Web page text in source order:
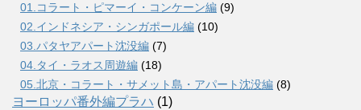
01.コラート・ピマーイ・コンケーン編 (9)
02.インドネシア・シンガポール編 (10)
03.パタヤアパート沈没編 (7)
04.タイ・ラオス周遊編 (18)
05.北京・コラート・サメット島・アパート沈没編 (8)
ヨーロッパ番外編プラハ (1)